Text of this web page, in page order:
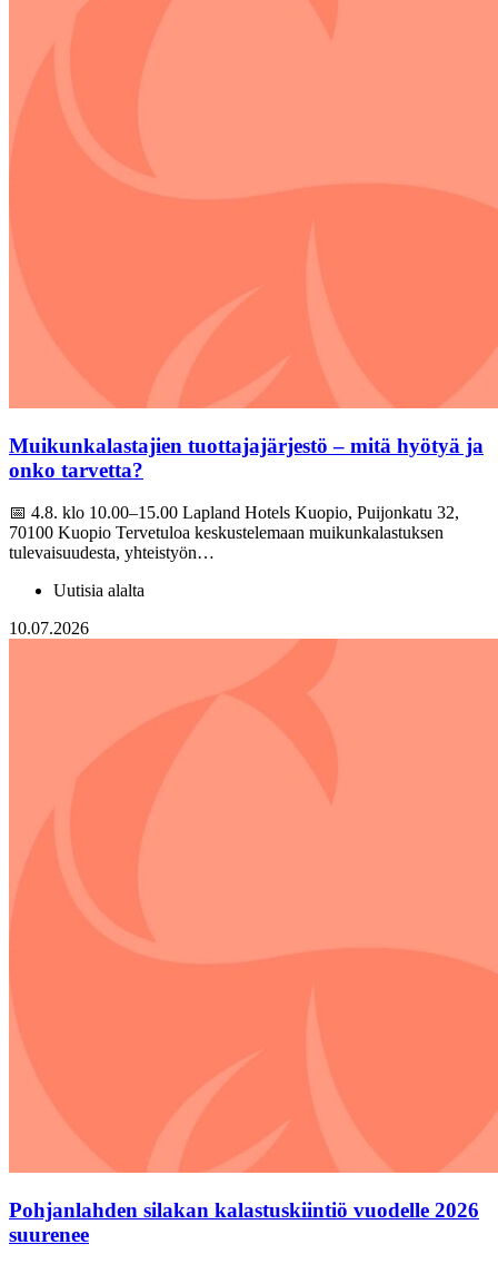
Muikunkalastajien tuottajajärjestö – mitä hyötyä ja
onko tarvetta?
📅 4.8. klo 10.00–15.00 Lapland Hotels Kuopio, Puijonkatu 32,
70100 Kuopio Tervetuloa keskustelemaan muikunkalastuksen
tulevaisuudesta, yhteistyön…
Uutisia alalta
10.07.2026
Pohjanlahden silakan kalastuskiintiö vuodelle 2026
suurenee